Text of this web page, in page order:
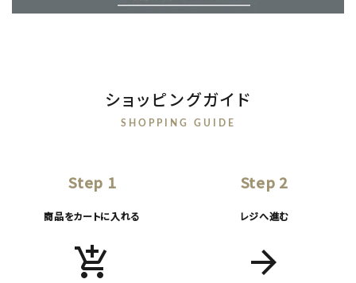
ショッピングガイド
SHOPPING GUIDE
Step 1
商品をカートに入れる
add_shopping_cart
Step 2
レジへ進む
arrow_forward